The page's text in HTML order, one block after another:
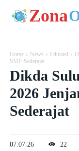
Zona
Home News Edukasi
SMP-Sederajat
Dikda
2026
Sederajat
07.07.26 22